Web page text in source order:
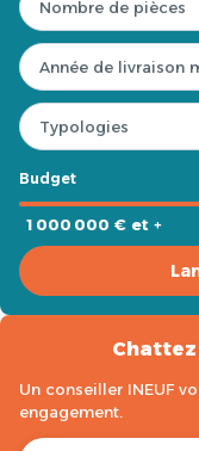
Budget
1 000 000 € et +
Un conseiller INEUF
engagement.